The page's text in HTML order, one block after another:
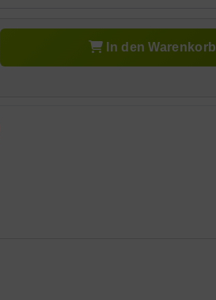
In den Warenkorb